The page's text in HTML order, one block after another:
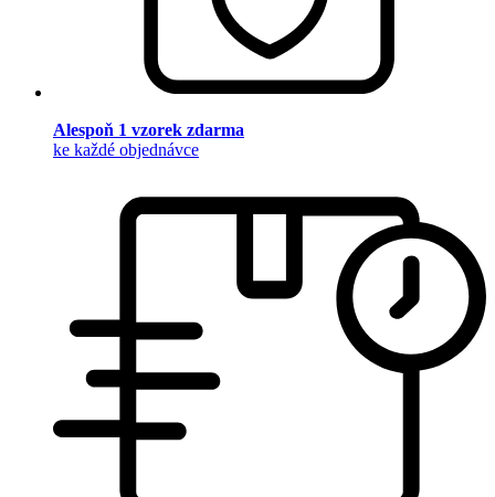
Alespoň 1 vzorek zdarma
ke každé objednávce